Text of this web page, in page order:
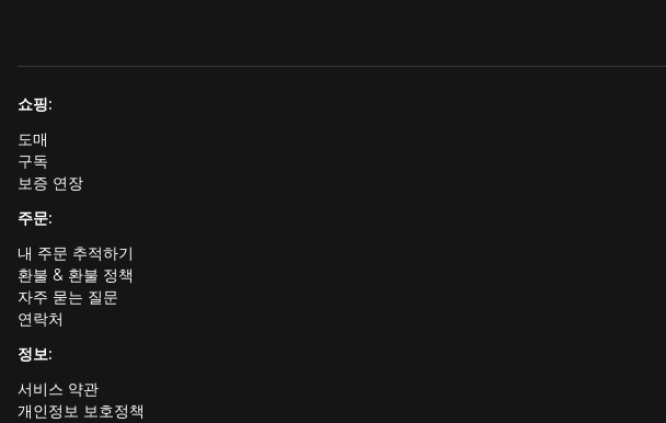
쇼핑:
도매
구독
보증 연장
주문:
내 주문 추적하기
환불 & 환불 정책
자주 묻는 질문
연락처
정보:
서비스 약관
개인정보 보호정책